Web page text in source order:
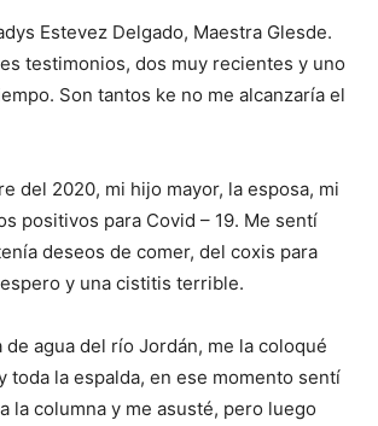
Estevez Delgado, Maestra Glesde.
testimonios, dos muy recientes y uno
Son tantos ke no me alcanzaría el
del 2020, mi hijo mayor, la esposa, mi
positivos para Covid – 19. Me sentí
deseos de comer, del coxis para
y una cistitis terrible.
de agua del río Jordán, me la coloqué
toda la espalda, en ese momento sentí
la columna y me asusté, pero luego